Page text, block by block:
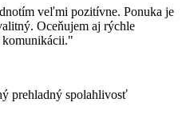
veľmi pozitívne. Ponuka je
Oceňujem aj rýchle
komunikácii."
prehladný spolahlivosť